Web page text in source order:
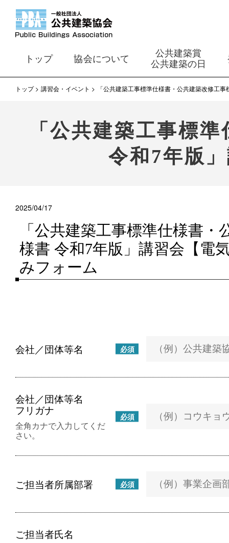
トップ 協会について
公共建築賞
公共建築の日
トップ 講習会・イベント 「公共建築工事標準仕様書・公共建築改修工
「公共建築工事標
令和7年版
2025/04/17
「公共建築工事標準仕様書
様書 令和7年版」講習会【電
みフォーム
会社／団体等名 必須
会社／団体等名
フリガナ
必須
全角カナで入力してくだ
さい。
ご担当者所属部署 必須
ご担当者氏名